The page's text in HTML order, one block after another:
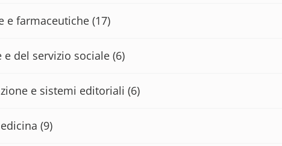
e farmaceutiche (17)
e del servizio sociale (6)
e sistemi editoriali (6)
(9)